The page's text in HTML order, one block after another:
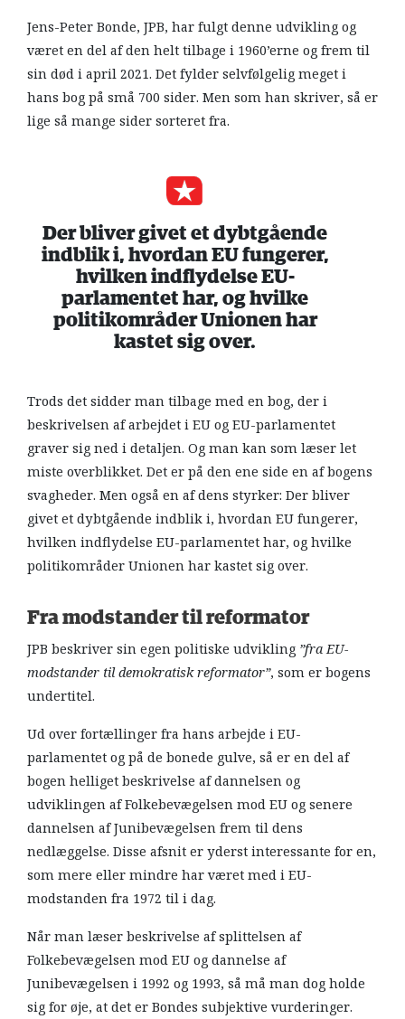
Jens-Peter Bonde, JPB, har fulgt denne udvikling og
været en del af den helt tilbage i 1960’erne og frem til
sin død i april 2021. Det fylder selvfølgelig meget i
hans bog på små 700 sider. Men som han skriver, så er
lige så mange sider sorteret fra.
Der bliver givet et dybtgående
indblik i, hvordan EU fungerer,
hvilken indflydelse EU-
parlamentet har, og hvilke
politikområder Unionen har
kastet sig over.
Trods det sidder man tilbage med en bog, der i
beskrivelsen af arbejdet i EU og EU-parlamentet
graver sig ned i detaljen. Og man kan som læser let
miste overblikket. Det er på den ene side en af bogens
svagheder. Men også en af dens styrker: Der bliver
givet et dybtgående indblik i, hvordan EU fungerer,
hvilken indflydelse EU-parlamentet har, og hvilke
politikområder Unionen har kastet sig over.
Fra modstander til reformator
JPB beskriver sin egen politiske udvikling ”fra EU-
modstander til demokratisk reformator”, som er bogens
undertitel.
Ud over fortællinger fra hans arbejde i EU-
parlamentet og på de bonede gulve, så er en del af
bogen helliget beskrivelse af dannelsen og
udviklingen af Folkebevægelsen mod EU og senere
dannelsen af Junibevægelsen frem til dens
nedlæggelse. Disse afsnit er yderst interessante for en,
som mere eller mindre har været med i EU-
modstanden fra 1972 til i dag.
Når man læser beskrivelse af splittelsen af
Folkebevægelsen mod EU og dannelse af
Junibevægelsen i 1992 og 1993, så må man dog holde
sig for øje, at det er Bondes subjektive vurderinger.